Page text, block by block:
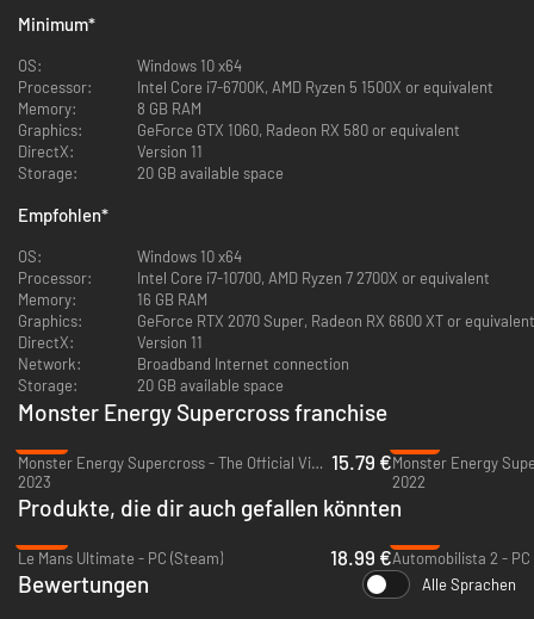
realistischer Physik und dynamischer Streckenentwicklung erleben, das
mit offenen Tutorials, einem umfassenden Wiki und Fahrhilfen auf Basis
neuronaler Technologien.
Passe deine Erfahrung mit erweiterten Editoren an und teile deine
Kreationen auf verschiedenen Plattformen.
Außerdem kannst du dich auf umfassende Crossplay-Unterstützung für
globale Wettkämpfe in fesselnden Online-Mehrspielermodi freuen,
unabhängig von der Plattform, egal ob du in Gelegenheitsspielen antrittst
oder um den ersten Platz in Ranglisten kämpfst.
Minimum*
OS:
Windows 10 x64
Processor:
Intel Core i7-6700K, AMD Ryzen 5 1500X or equivalent
Memory:
8 GB RAM
Graphics:
GeForce GTX 1060, Radeon RX 580 or equivalent
DirectX:
Version 11
Storage:
20 GB available space
Empfohlen*
OS:
Windows 10 x64
Processor:
Intel Core i7-10700, AMD Ryzen 7 2700X or equivalent
Memory:
16 GB RAM
Graphics:
GeForce RTX 2070 Super, Radeon RX 6600 XT or equivalent
DirectX:
Version 11
Network:
Broadband Internet connection
Storage:
20 GB available space
Monster Energy Supercross franchise
Monster Energy Supercross - The Official Videogame 6 - PC (Steam)
2023
15.79 €
2022
Produkte, die dir auch gefallen könnten
Le Mans Ultimate - PC (Steam)
18.99 €Automobilista 2 - PC
Bewertungen Alle Sprachen